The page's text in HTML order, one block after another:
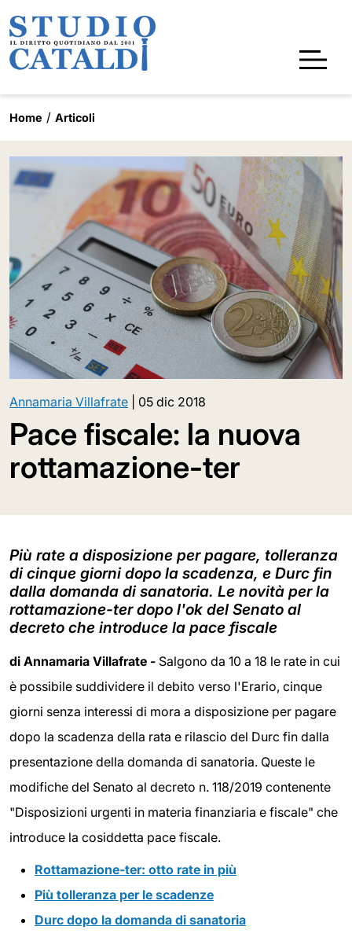
Home Articoli
Annamaria Villafrate 05 dic 2018
Pace fiscale: la nuova
rottamazione-ter
Più rate a disposizione per pagare, tolleranza
di cinque giorni dopo la scadenza, e Durc fin
dalla domanda di sanatoria. Le novità per la
rottamazione-ter dopo l'ok del Senato al
decreto che introduce la pace fiscale
di Annamaria Villafrate - Salgono da 10 a 18 le rate in cui
è possibile suddividere il debito verso l'Erario, cinque
giorni senza interessi di mora a disposizione per pagare
dopo la scadenza della rata e rilascio del Durc fin dalla
presentazione della domanda di sanatoria. Queste le
modifiche del Senato al decreto n. 118/2019 contenente
"Disposizioni urgenti in materia finanziaria e fiscale" che
introduce la cosiddetta pace fiscale.
Rottamazione-ter: otto rate in più
Più tolleranza per le scadenze
Durc dopo la domanda di sanatoria